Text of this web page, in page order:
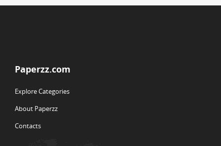
Paperzz.com
Explore Categories
About Paperzz
Contacts